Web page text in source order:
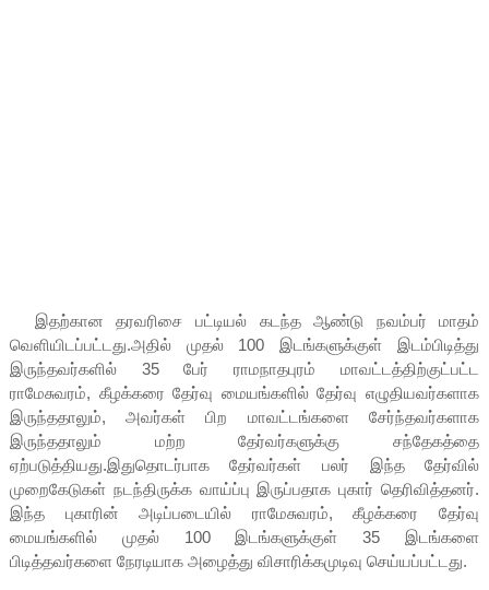
இதற்கான தரவரிசை பட்டியல் கடந்த ஆண்டு நவம்பர் மாதம்
வெளியிடப்பட்டது.அதில் முதல் 100 இடங்களுக்குள் இடம்பிடித்து
இருந்தவர்களில் 35 பேர் ராமநாதபுரம் மாவட்டத்திற்குட்பட்ட
ராமேசுவரம், கீழக்கரை தேர்வு மையங்களில் தேர்வு எழுதியவர்களாக
இருந்ததாலும், அவர்கள் பிற மாவட்டங்களை சேர்ந்தவர்களாக
இருந்ததாலும் மற்ற தேர்வர்களுக்கு சந்தேகத்தை
ஏற்படுத்தியது.இதுதொடர்பாக தேர்வர்கள் பலர் இந்த தேர்வில்
முறைகேடுகள் நடந்திருக்க வாய்ப்பு இருப்பதாக புகார் தெரிவித்தனர்.
இந்த புகாரின் அடிப்படையில் ராமேசுவரம், கீழக்கரை தேர்வு
மையங்களில் முதல் 100 இடங்களுக்குள் 35 இடங்களை
பிடித்தவர்களை நேரடியாக அழைத்து விசாரிக்கமுடிவு செய்யப்பட்டது.